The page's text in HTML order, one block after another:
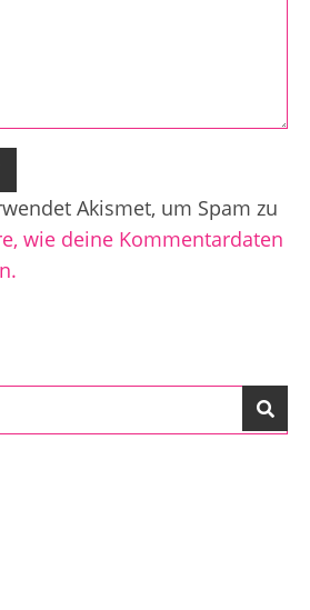
Akismet, um Spam zu
wie deine Kommentardaten